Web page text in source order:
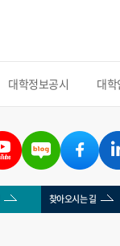
대학정보공시 대
찾아오시는 길